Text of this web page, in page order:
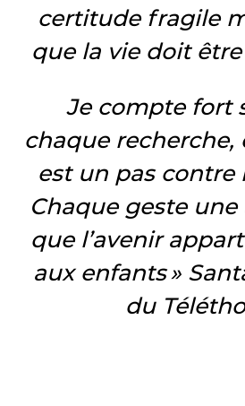
certitude fragile
que la vie doit
Je compte fort
chaque recherche,
est un pas contre
Chaque geste
que l’avenir
aux enfants »
du